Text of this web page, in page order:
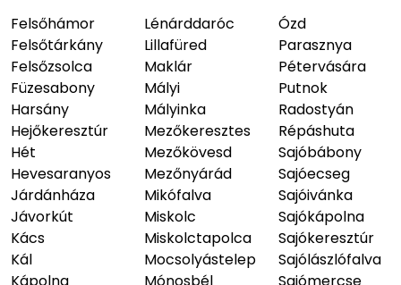
Felsőhámor
Felsőtárkány
Felsőzsolca
Füzesabony
Harsány
Hejőkeresztúr
Hét
Hevesaranyos
Járdánháza
Jávorkút
Kács
Kál
Lénárddaróc
Lillafüred
Maklár
Mályi
Mályinka
Mezőkeresztes
Mezőkövesd
Mezőnyárád
Mikófalva
Miskolc
Miskolctapolca
Mocsolyástelep
Ózd
Parasznya
Pétervására
Putnok
Radostyán
Répáshuta
Sajóbábony
Sajóecseg
Sajóivánka
Sajókápolna
Sajókeresztúr
Sajólászlófalva